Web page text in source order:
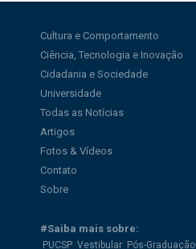
Cultura e Comportamento
Ciência, Tecnologia e Inovação
Cidadania e Sociedade
Universidade
Todas as Notícias
Artigos
Fotos & Vídeos
Contato
Sobre
#Saiba mais sobre:
PUCSP Vestibular Pós-Graduação